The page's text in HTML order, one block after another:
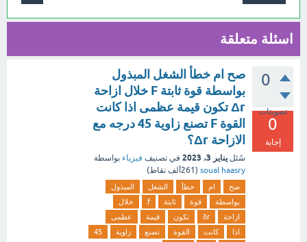
اسئلة متعلقة
0
تصويتات
0
إجابة
صح ام خطأ الشغل المبذول
بواسطة قوة ثابتة F خلال ازاحة
Δr تكون قيمة عظمى اذا كانت
القوة F تصنع زاوية 45 درجه مع
الازاحة Δr؟
سُئل يناير 3، 2023 في تصنيف فيزياء بواسطة
soual haasry
( 261ألف نقاط)
صح ام خطأ الشغل
المبذول
بواسطة
قوة ثابتة f
خلال
ازاحة
δr تكون قيمة
عظمى
اذا
كانت القوة تصنع زاوية
45